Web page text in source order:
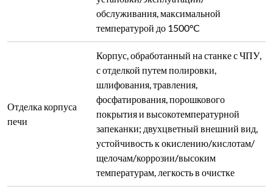
циркуляции холодного воздуха;
охлаждает клеммы нагревательного
элемента перед выпуском,
предотвращает окисление клемм и
обеспечивает хорошие условия работы
Дверь с боковым открыванием на 180°,
поворачиваемая на 360°, чтобы избежать
ожогов от горячей внутренней
поверхности во время загрузки/
разгрузки; нижняя пружинная защелка
из нержавеющей стали обеспечивает
надежную фиксацию, компенсирует